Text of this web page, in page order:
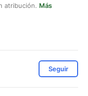
atribución. Más
Seguir